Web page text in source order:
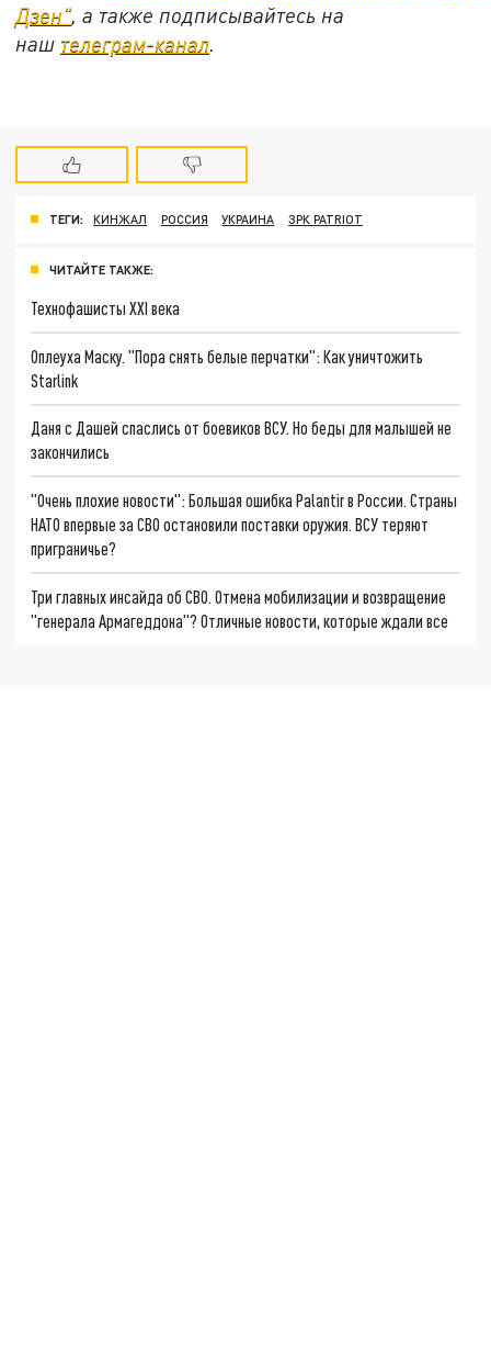
Дзен", а также подписывайтесь на
наш телеграм-канал.
ТЕГИ: КИНЖАЛ РОССИЯ УКРАИНА ЗРК PATRIOT
ЧИТАЙТЕ ТАКЖЕ:
Технофашисты XXI века
Оплеуха Маску. "Пора снять белые перчатки": Как уничтожить
Starlink
Даня с Дашей спаслись от боевиков ВСУ. Но беды для малышей не
закончились
"Очень плохие новости": Большая ошибка Palantir в России. Страны
НАТО впервые за СВО остановили поставки оружия. ВСУ теряют
приграничье?
Три главных инсайда об СВО. Отмена мобилизации и возвращение
"генерала Армагеддона"? Отличные новости, которые ждали все